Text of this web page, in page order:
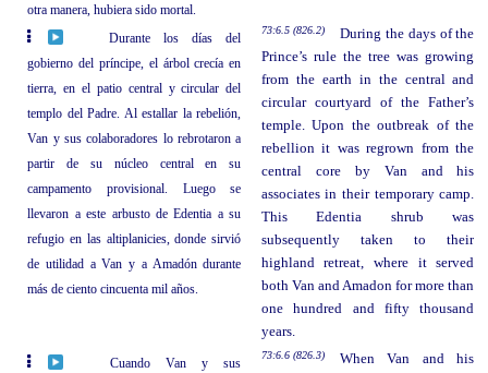
otra manera, hubiera sido mortal.
Durante los días del
gobierno del príncipe, el árbol crecía en
tierra, en el patio central y circular del
templo del Padre. Al estallar la rebelión,
Van y sus colaboradores lo rebrotaron a
partir de su núcleo central en su
campamento provisional. Luego se
llevaron a este arbusto de Edentia a su
refugio en las altiplanicies, donde sirvió
de utilidad a Van y a Amadón durante
más de ciento cincuenta mil años.
73:6.5 (826.2)
During the days of the
Prince’s rule the tree was growing
from the earth in the central and
circular courtyard of the Father’s
temple. Upon the outbreak of the
rebellion it was regrown from the
central core by Van and his
associates in their temporary camp.
This Edentia shrub was
subsequently taken to their
highland retreat, where it served
both Van and Amadon for more than
one hundred and fifty thousand
years.
Cuando Van y sus
73:6.6 (826.3)
When Van and his